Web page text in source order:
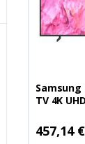
Samsung
TV 4K
Ειδική
Τιμή
457,14 €